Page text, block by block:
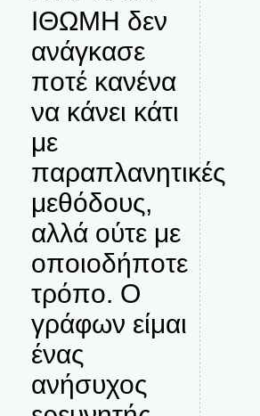
ΙΘΩΜΗ δεν
ανάγκασε
ποτέ κανένα
να κάνει κάτι
με
παραπλανητικές
μεθόδους,
αλλά ούτε με
οποιοδήποτε
τρόπο. Ο
γράφων είμαι
ένας
ανήσυχος